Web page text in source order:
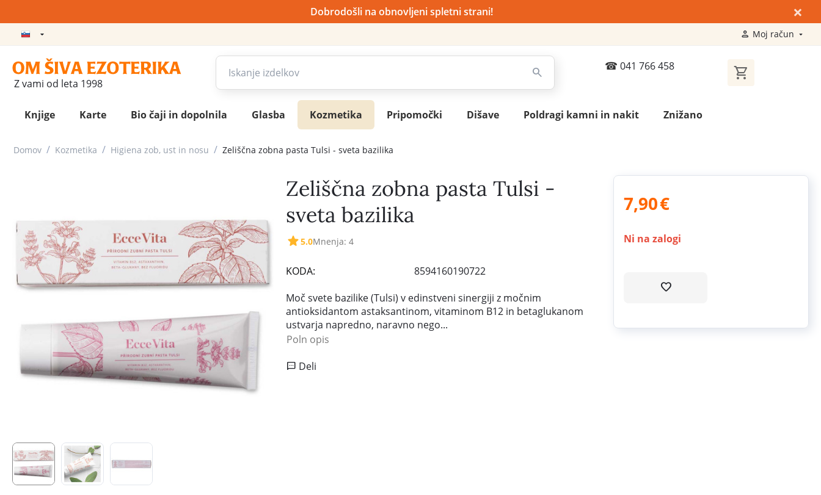
Dobrodošli na obnovljeni spletni strani! ×
Moj račun
Z vami od leta 1998
041 766 458
Knjige Karte Bio čaji in dopolnila Glasba Kozmetika Pripomočki Dišave Poldragi kamni in nakit Znižano
Domov / Kozmetika / Higiena zob, ust in nosu / Zeliščna zobna pasta Tulsi - sveta bazilika
Zeliščna zobna pasta Tulsi -
sveta bazilika
5.0Mnenja: 4
KODA:
8594160190722
Moč svete bazilike (Tulsi) v edinstveni sinergiji z močnim
antioksidantom astaksantinom, vitaminom B12 in betaglukanom
ustvarja napredno, naravno nego...
Poln opis
7,90€
Ni na zalogi
Deli